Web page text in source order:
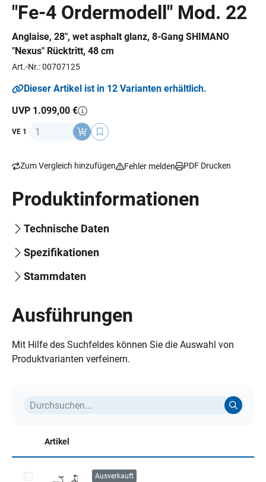
"Fe-4 Ordermodell" Mod. 22
Anglaise, 28", wet asphalt glanz, 8-Gang SHIMANO
"Nexus" Rücktritt, 48 cm
Art.-Nr.: 00707125
Dieser Artikel ist in 12 Varianten erhältlich.
UVP 1.099,00 €
VE 1 Anzahl
Zum Vergleich hinzufügen Fehler melden PDF Drucken
Produktinformationen
Technische Daten
Spezifikationen
Stammdaten
Ausführungen
Mit Hilfe des Suchfeldes können Sie die Auswahl von
Produktvarianten verfeinern.
Artikel
Ausverkauft